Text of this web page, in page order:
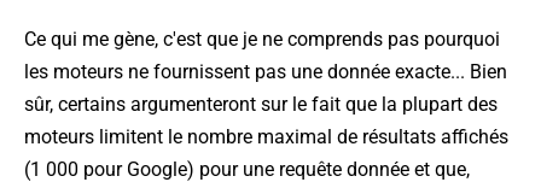
Ce qui me gène, c'est que je ne comprends pas pourquoi
les moteurs ne fournissent pas une donnée exacte... Bien
sûr, certains argumenteront sur le fait que la plupart des
moteurs limitent le nombre maximal de résultats affichés
(1 000 pour Google) pour une requête donnée et que,